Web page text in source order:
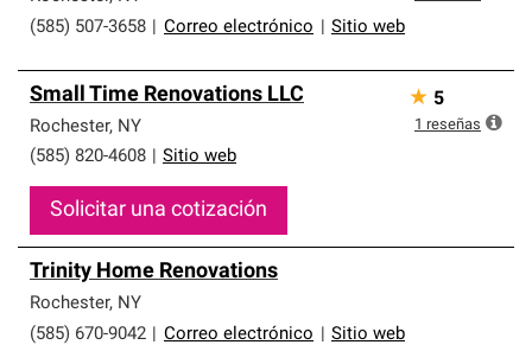
(585) 507-3658
Correo electrónico Sitio web
Small Time Renovations LLC
Rochester, NY
(585) 820-4608
Sitio web
Solicitar una cotización
★ 5
1 reseñas
Trinity Home Renovations
Rochester, NY
(585) 670-9042
Correo electrónico Sitio web